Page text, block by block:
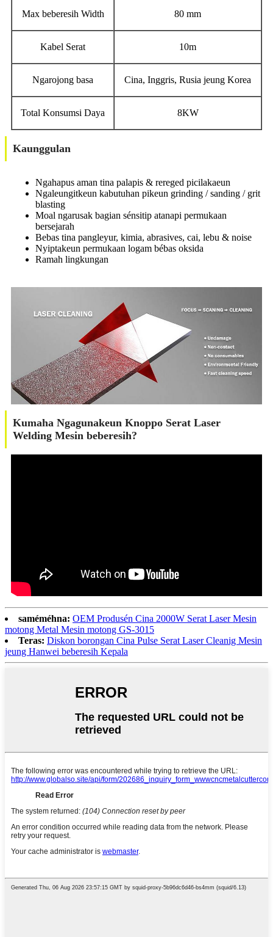
Max beberesih Width 80 mm
Kabel Serat 10m
Ngarojong basa Cina, Inggris, Rusia jeung Korea
Total Konsumsi Daya 8KW
Kaunggulan
Ngahapus aman tina palapis & rereged picilakaeun
Ngaleungitkeun kabutuhan pikeun grinding / sanding / grit
blasting
Moal ngarusak bagian sénsitip atanapi permukaan
bersejarah
Bebas tina pangleyur, kimia, abrasives, cai, lebu & noise
Nyiptakeun permukaan logam bébas oksida
Ramah lingkungan
Kumaha Ngagunakeun Knoppo Serat Laser
Welding Mesin beberesih?
saméméhna: OEM Produsén Cina 2000W Serat Laser Mesin
motong Metal Mesin motong GS-3015
Teras: Diskon borongan Cina Pulse Serat Laser Cleanig Mesin
jeung Hanwei beberesih Kepala